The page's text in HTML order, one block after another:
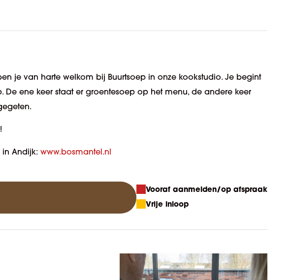
je van harte welkom bij Buurtsoep in onze kookstudio. Je begint
De ene keer staat er groentesoep op het menu, de andere keer
in Andijk: www.bosmantel.nl
Vooraf aanmelden/op afspraak
Vrije inloop